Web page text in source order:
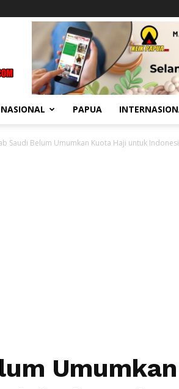
NASIONAL PAPUA
Saudi Belum Umumkan Kuota Haji untuk
Umumkan